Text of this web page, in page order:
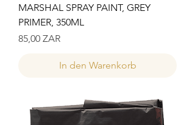
MARSHAL SPRAY PAINT, GREY
PRIMER, 350ML
Preis
85,00 ZAR
In den Warenkorb